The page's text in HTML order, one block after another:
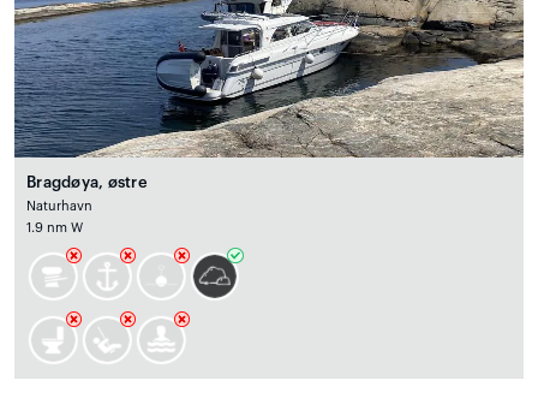
Bragdøya, østre
Naturhavn
1.9 nm W